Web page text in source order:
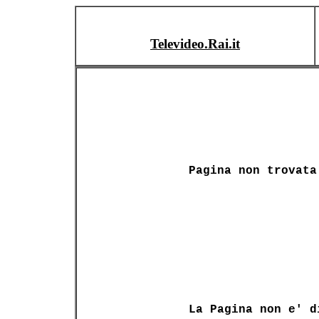
Televideo.Rai.it
Pagina non trovata
La Pagina non e'